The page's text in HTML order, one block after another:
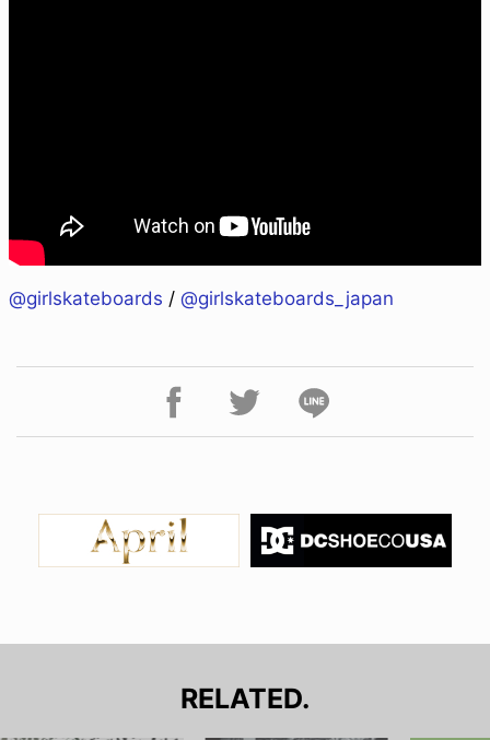
@girlskateboards / @girlskateboards_japan
RELATED.